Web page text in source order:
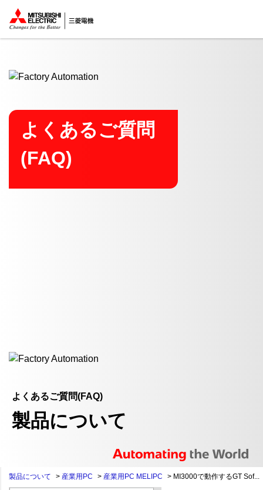
ここから本文
よくあるご質問
(FAQ)
よくあるご質問(FAQ)
製品について
製品について > 産業用PC > 産業用PC MELIPC > MI3000で動作するGT Sof...